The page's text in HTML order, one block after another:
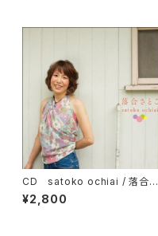
CD satoko ochiai / 落合さ
とこ
¥2,800